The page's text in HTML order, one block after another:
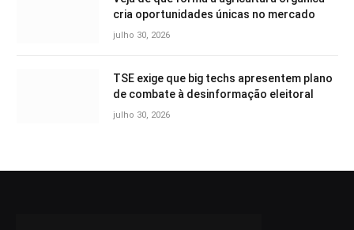
cria oportunidades únicas no mercado
julho 30, 2026
TSE exige que big techs apresentem plano
de combate à desinformação eleitoral
julho 30, 2026